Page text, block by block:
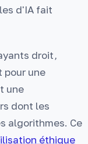
d'IA fait
droit,
pour une
une
dont les
algorithmes. Ce
éthique